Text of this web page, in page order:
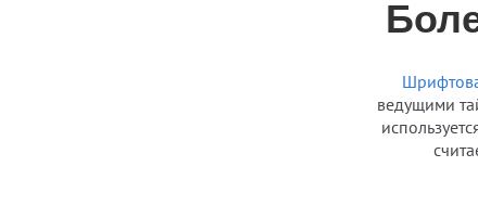
ведущими